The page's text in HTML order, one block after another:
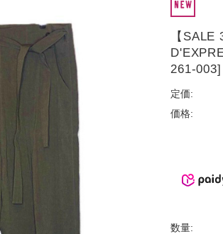
【
261-003]
定価:
価格:
数量: